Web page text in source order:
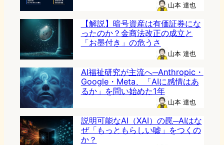
山本 達也
【解説】暗号資産は有価証券にな
ったのか？金商法改正の成立と
「お墨付き」の危うさ
山本 達也
AI福祉研究が主流へ─Anthropic・
Google・Meta、「AIに感情はあ
るか」を問い始めた1年
山本 達也
説明可能なAI（XAI）の罠─AIはな
ぜ「もっともらしい嘘」をつくの
か？